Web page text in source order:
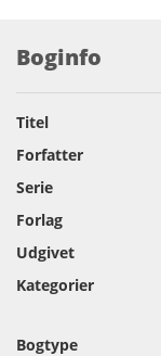
Boginfo
Titel
Forfatter
Serie
Forlag
Udgivet
Kategorier
Bogtype